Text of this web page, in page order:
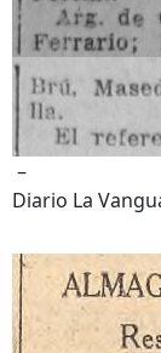
–
Diario La